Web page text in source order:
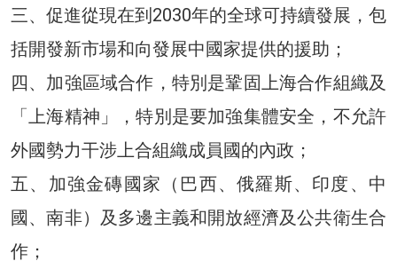
三、促進從現在到2030年的全球可持續發展，包
括開發新市場和向發展中國家提供的援助；
四、加強區域合作，特別是鞏固上海合作組織及
「上海精神」，特別是要加強集體安全，不允許
外國勢力干涉上合組織成員國的內政；
五、加強金磚國家（巴西、俄羅斯、印度、中
國、南非）及多邊主義和開放經濟及公共衛生合
作；